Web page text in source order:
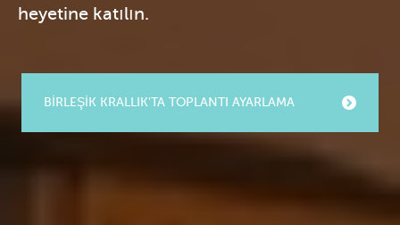
heyetine katılın.
BIRLEŞIK KRALLIK'TA TOPLANTI AYARLAMA